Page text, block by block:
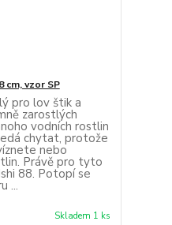
cm, vzor SP
pro lov štik a
zarostlých
vodních rostlin
chytat, protože
nebo
Právě pro tyto
88. Potopí se
...
Skladem 1 ks